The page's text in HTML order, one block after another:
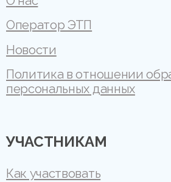
Оператор ЭТП
Новости
Политика в отношении
персональных данных
УЧАСТНИКАМ
Как участвовать